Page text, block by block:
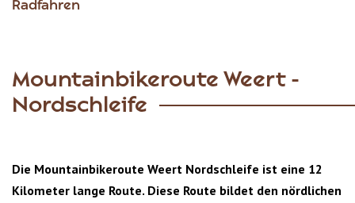
Radfahren
Mountainbikeroute Weert -
Nordschleife
Die Mountainbikeroute Weert Nordschleife ist eine 12
Kilometer lange Route. Diese Route bildet den nördlichen